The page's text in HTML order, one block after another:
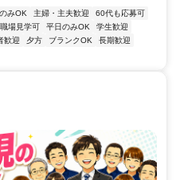
みOK 主婦・主夫歓迎
60代も応募可
職場見学可 平日のみOK
学生歓迎
歓迎 夕方 ブランクOK
長期歓迎